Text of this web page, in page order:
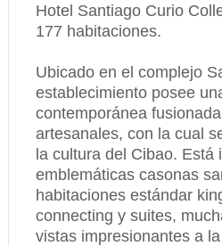
Hotel Santiago Curio
177 habitaciones.
Ubicado en el complejo
establecimiento posee
contemporánea
artesanales, con la cual
la cultura del Cibao. Está
emblemáticas casonas
habitaciones estándar
connecting y suites,
vistas impresionantes a